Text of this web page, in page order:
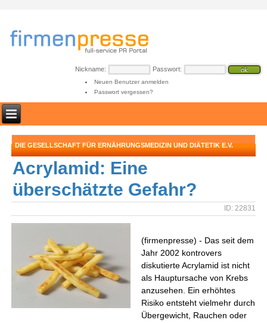
Nickname: Passwort:
Neuen Benutzer anmelden
Passwort vergessen?
DIE GESELLSCHAFT FÜR ERNÄHRUNGSMEDIZIN UND DIÄTETIK E.V.
Acrylamid: Eine
überschätzte Gefahr?
ID: 22831
(firmenpresse) - Das seit dem
Jahr 2002 kontrovers
diskutierte Acrylamid ist nicht
als Hauptursache von Krebs
anzusehen. Ein erhöhtes
Risiko entsteht vielmehr durch
Übergewicht, Rauchen oder